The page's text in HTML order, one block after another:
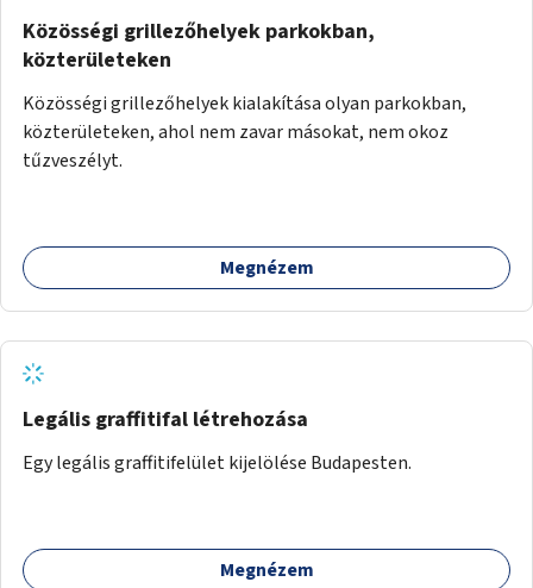
Közösségi grillezőhelyek parkokban,
közterületeken
Közösségi grillezőhelyek kialakítása olyan parkokban,
közterületeken, ahol nem zavar másokat, nem okoz
tűzveszélyt.
Megnézem
Legális graffitifal létrehozása
Egy legális graffitifelület kijelölése Budapesten.
Megnézem